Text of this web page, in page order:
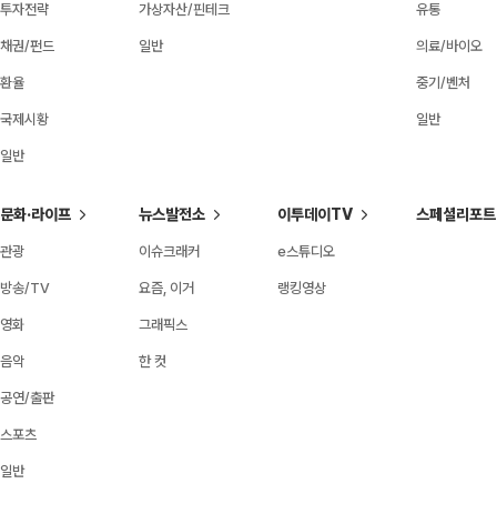
투자전략
채권/펀드
환율
국제시황
일반
가상자산/핀테크
일반
유통
의료/바이오
중기/벤처
일반
문화·라이프
관광
방송/TV
영화
음악
공연/출판
스포츠
일반
뉴스발전소
이슈크래커
요즘, 이거
그래픽스
한 컷
이투데이TV
e스튜디오
랭킹영상
스페셜리포트